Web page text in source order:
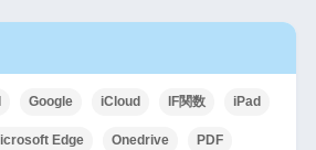
Google iCloud IF関数 iPad
Edge Onedrive PDF